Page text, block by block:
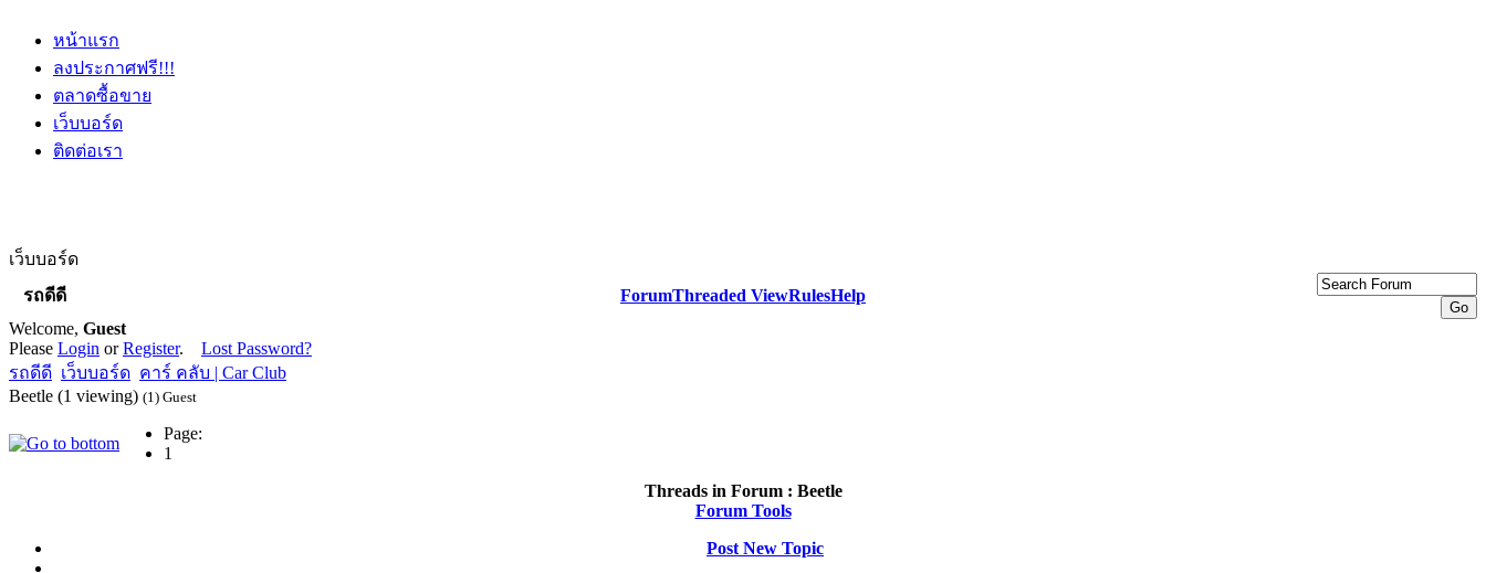
หน้าแรก
ลงประกาศฟรี!!!
ตลาดซื้อขาย
เว็บบอร์ด
ติดต่อเรา
เว็บบอร์ด
รถดีดี
ForumThreaded ViewRulesHelp
Welcome, Guest
Please Login orRegister. Lost Password?
รถดีดี เว็บบอร์ด คาร์ คลับ | Car Club
Beetle (1 viewing) (1) Guest
Page:
1
Threads in Forum : Beetle
Forum Tools
Post New Topic